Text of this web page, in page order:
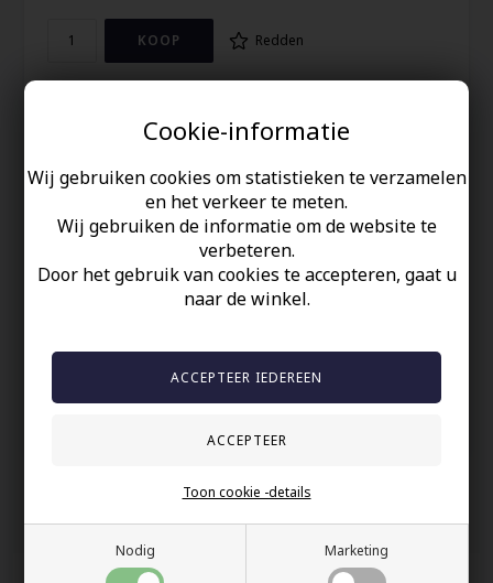
Cookie-informatie
Wij gebruiken cookies om statistieken te verzamelen
en het verkeer te meten.
Wij gebruiken de informatie om de website te
verbeteren.
Door het gebruik van cookies te accepteren, gaat u
naar de winkel.
Nodig Marketing
Toon cookie -details
Redden
zwarte blackcoat, geeft deze ring een modern en elegant
uiterlijk. Met zijn afmetingen van 1,5 x 1,5 cm is hij zowel
discreet als opvallend. Een must-have voor elke stijlbewuste
man.
Uw veiligheid
Anderen gekocht hebben ook